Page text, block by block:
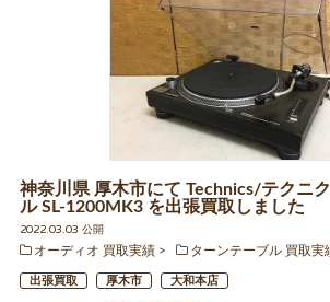
神奈川県 厚木市にて Technics/テクニ
ル SL-1200MK3 を出張買取しました
2022.03.03 公開
オーディオ 買取実績
ターンテーブル 買取実
出張買取 厚木市 大和本店